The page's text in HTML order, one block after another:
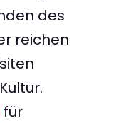
des
reichen
für